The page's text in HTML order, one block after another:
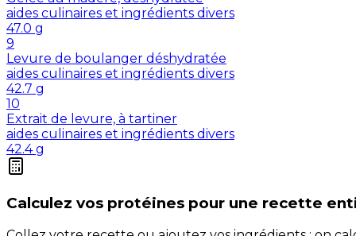
aides culinaires et ingrédients divers
47.0 g
9
Levure de boulanger déshydratée
aides culinaires et ingrédients divers
42.7 g
10
Extrait de levure, à tartiner
aides culinaires et ingrédients divers
42.4 g
Calculez vos protéines pour une recette